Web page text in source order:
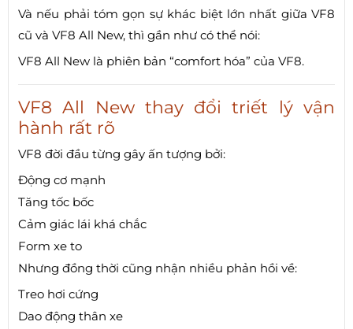
Và nếu phải tóm gọn sự khác biệt lớn nhất giữa VF8
cũ và VF8 All New, thì gần như có thể nói:
VF8 All New là phiên bản “comfort hóa” của VF8.
VF8 All New thay đổi triết lý vận
hành rất rõ
VF8 đời đầu từng gây ấn tượng bởi:
Động cơ mạnh
Tăng tốc bốc
Cảm giác lái khá chắc
Form xe to
Nhưng đồng thời cũng nhận nhiều phản hồi về:
Treo hơi cứng
Dao động thân xe